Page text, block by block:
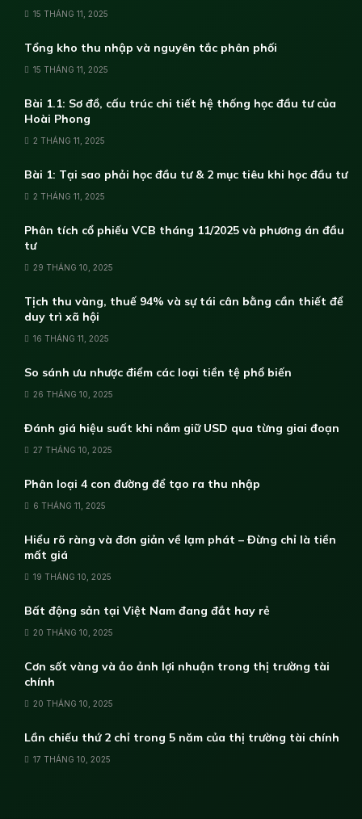
15 THÁNG 11, 2025
Tổng kho thu nhập và nguyên tắc phân phối
15 THÁNG 11, 2025
Bài 1.1: Sơ đồ, cấu trúc chi tiết hệ thống học đầu tư của
Hoài Phong
2 THÁNG 11, 2025
Bài 1: Tại sao phải học đầu tư & 2 mục tiêu khi học đầu tư
2 THÁNG 11, 2025
Phân tích cổ phiếu VCB tháng 11/2025 và phương án đầu
tư
29 THÁNG 10, 2025
Tịch thu vàng, thuế 94% và sự tái cân bằng cần thiết để
duy trì xã hội
16 THÁNG 11, 2025
So sánh ưu nhược điểm các loại tiền tệ phổ biến
26 THÁNG 10, 2025
Đánh giá hiệu suất khi nắm giữ USD qua từng giai đoạn
27 THÁNG 10, 2025
Phân loại 4 con đường để tạo ra thu nhập
6 THÁNG 11, 2025
Hiểu rõ ràng và đơn giản về lạm phát – Đừng chỉ là tiền
mất giá
19 THÁNG 10, 2025
Bất động sản tại Việt Nam đang đắt hay rẻ
20 THÁNG 10, 2025
Cơn sốt vàng và ảo ảnh lợi nhuận trong thị trường tài
chính
20 THÁNG 10, 2025
Lần chiếu thứ 2 chỉ trong 5 năm của thị trường tài chính
17 THÁNG 10, 2025